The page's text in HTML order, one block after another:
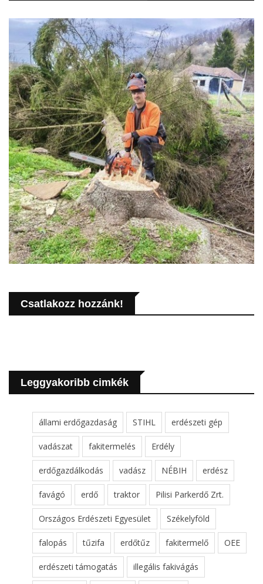
Csatlakozz hozzánk!
Leggyakoribb cimkék
állami erdőgazdaság STIHL erdészeti gép
vadászat fakitermelés Erdély
erdőgazdálkodás vadász NÉBIH erdész
favágó erdő traktor Pilisi Parkerdő Zrt.
Országos Erdészeti Egyesület Székelyföld
falopás tűzifa erdőtűz fakitermelő OEE
erdészeti támogatás illegális fakivágás